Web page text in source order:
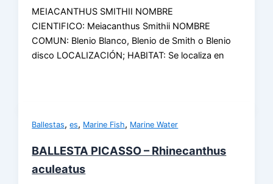
MEIACANTHUS SMITHII NOMBRE
CIENTIFICO: Meiacanthus Smithii NOMBRE
COMUN: Blenio Blanco, Blenio de Smith o Blenio
disco LOCALIZACIÓN; HABITAT: Se localiza en
Ballestas,es, Marine Fish, Marine Water
BALLESTA PICASSO – Rhinecanthus
aculeatus